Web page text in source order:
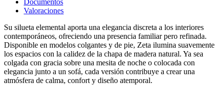
Documentos
Valoraciones
Su silueta elemental aporta una elegancia discreta a los interiores
contemporáneos, ofreciendo una presencia familiar pero refinada.
Disponible en modelos colgantes y de pie, Zeta ilumina suavemente
los espacios con la calidez de la chapa de madera natural. Ya sea
colgada con gracia sobre una mesita de noche o colocada con
elegancia junto a un sofá, cada versión contribuye a crear una
atmósfera de calma, confort y diseño atemporal.